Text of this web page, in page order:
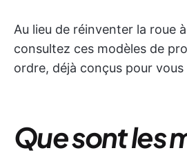
Au lieu de réinventer la roue
consultez ces modèles de
ordre, déjà conçus pour vous
Que sont les